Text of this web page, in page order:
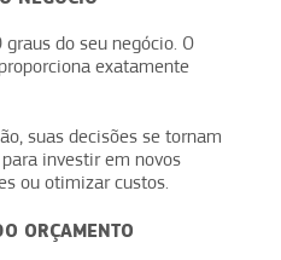
do seu negócio. O
exatamente
suas decisões se tornam
investir em novos
ou otimizar custos.
ORÇAMENTO